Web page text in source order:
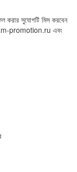
করার সুযোগটি মিস করবেন
promotion.ru এবং